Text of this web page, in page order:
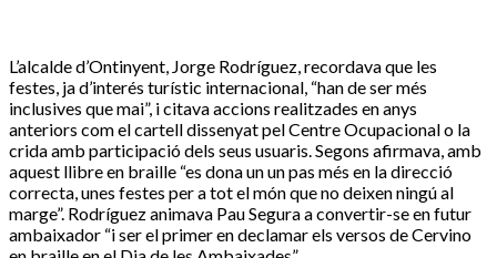
L’alcalde d’Ontinyent, Jorge Rodríguez, recordava que les
festes, ja d’interés turístic internacional, “han de ser més
inclusives que mai”, i citava accions realitzades en anys
anteriors com el cartell dissenyat pel Centre Ocupacional o la
crida amb participació dels seus usuaris. Segons afirmava, amb
aquest llibre en braille “es dona un un pas més en la direcció
correcta, unes festes per a tot el món que no deixen ningú al
marge”. Rodríguez animava Pau Segura a convertir-se en futur
ambaixador “i ser el primer en declamar els versos de Cervino